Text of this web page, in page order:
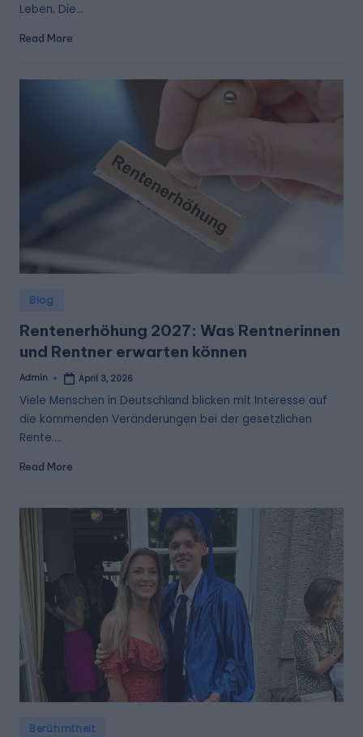
Leben. Die…
Read More
Posted
Blog
Rentenerhöhung 2027: Was Rentnerinnen
und Rentner erwarten können
Posted
Admin April 3, 2026
Viele Menschen in Deutschland blicken mit Interesse auf
die kommenden Veränderungen bei der gesetzlichen
Rente.…
Read More
Posted
Berühmtheit